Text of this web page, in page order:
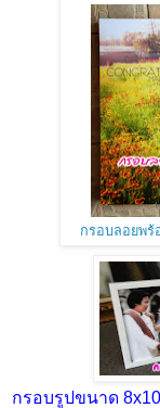
กรอบลอยพร้
กรอบรูปขนาด